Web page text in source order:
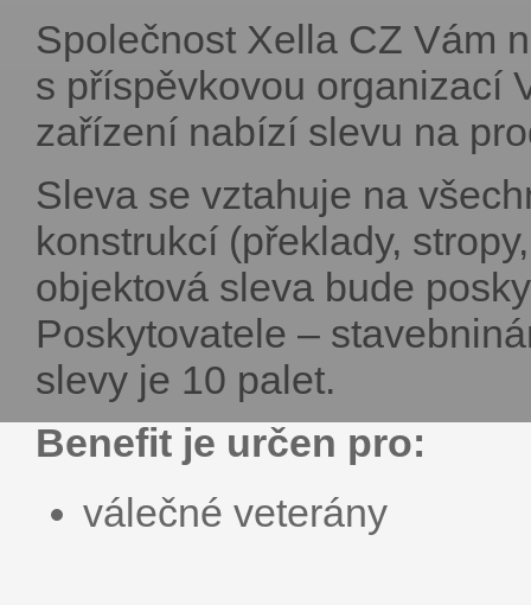
Společnost Xella CZ Vám
s příspěvkovou organizací
zařízení nabízí slevu na
Sleva se vztahuje na
konstrukcí (překlady,
objektová sleva bude
Poskytovatele –
slevy je 10 palet.
Benefit je určen pro:
válečné veterány